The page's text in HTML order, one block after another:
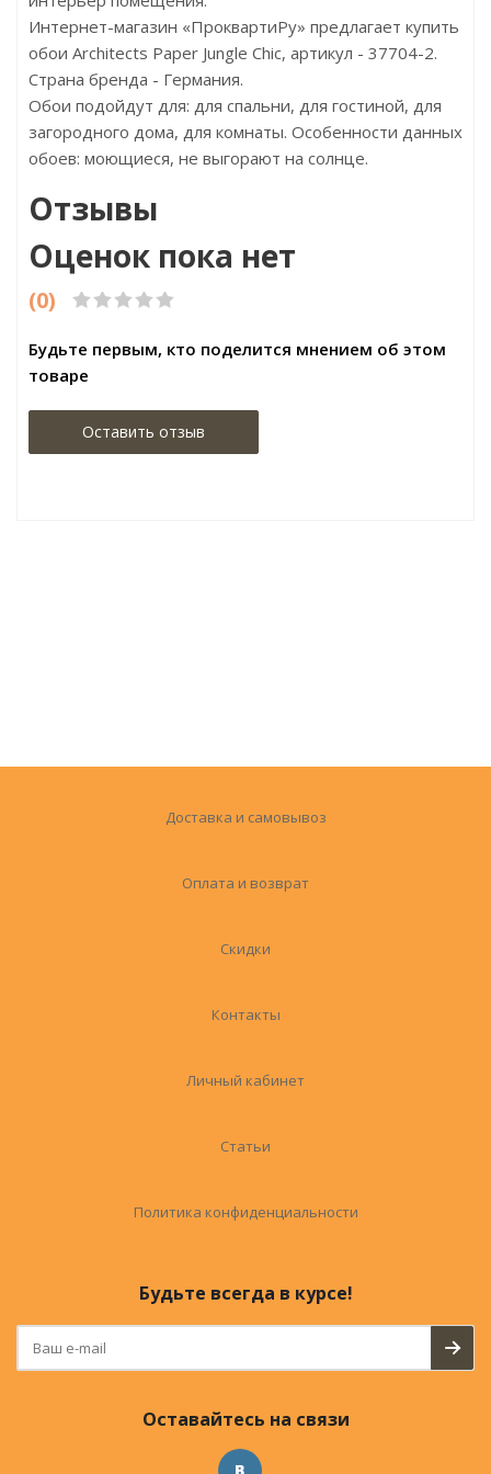
Интернет-магазин «ПроквартиРу» предлагает купить
обои Architects Paper Jungle Chic, артикул - 37704-2.
Страна бренда - Германия.
Обои подойдут для: для спальни, для гостиной, для
загородного дома, для комнаты. Особенности данных
обоев: моющиеся, не выгорают на солнце.
Отзывы
Оценок пока нет
(0)
Будьте первым, кто поделится мнением об этом
товаре
Оставить отзыв
Доставка и самовывоз
Оплата и возврат
Скидки
Контакты
Личный кабинет
Статьи
Политика конфиденциальности
Будьте всегда в курсе!
Оставайтесь на связи